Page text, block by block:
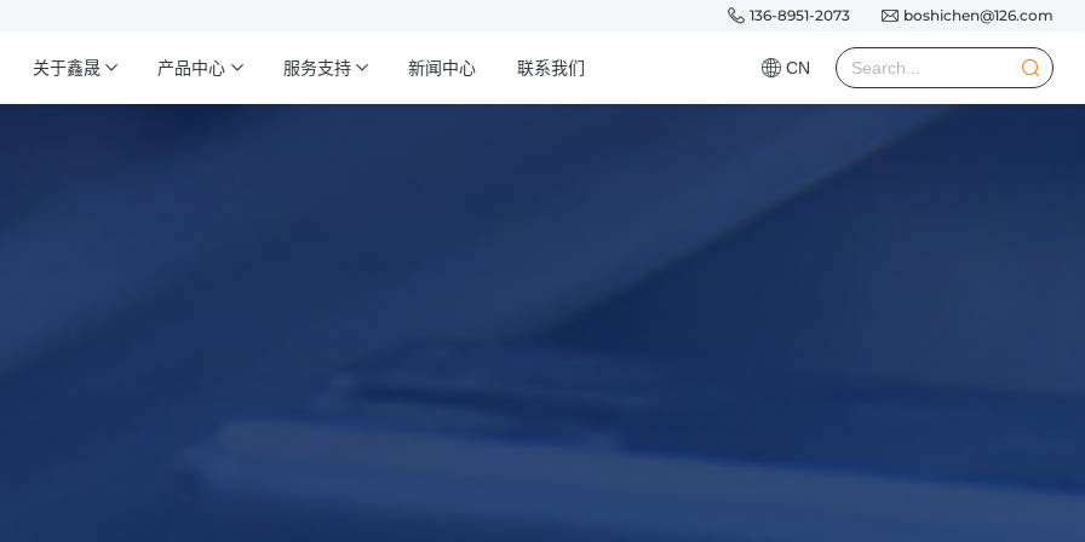
136-8951-2073 boshichen@126.com
CN
关于鑫晟 产品中心 服务支持 新闻中心 联系我们